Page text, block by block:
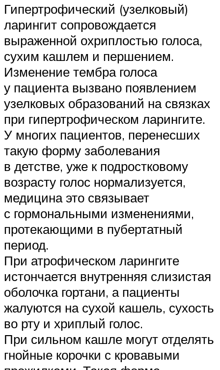
Гипертрофический (узелковый)
ларингит сопровождается
выраженной охриплостью голоса,
сухим кашлем и першением.
Изменение тембра голоса
у пациента вызвано появлением
узелковых образований на связках
при гипертрофическом ларингите.
У многих пациентов, перенесших
такую форму заболевания
в детстве, уже к подростковому
возрасту голос нормализуется,
медицина это связывает
с гормональными изменениями,
протекающими в пубертатный
период.
При атрофическом ларингите
истончается внутренняя слизистая
оболочка гортани, а пациенты
жалуются на сухой кашель, сухость
во рту и хриплый голос.
При сильном кашле могут отделять
гнойные корочки с кровавыми